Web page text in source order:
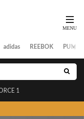
adidas REEBOK PUMA
1